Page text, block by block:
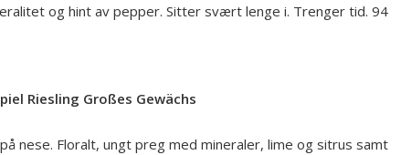
og hint av pepper. Sitter svært lenge i. Trenger tid. 94
Riesling Großes Gewächs
nese. Floralt, ungt preg med mineraler, lime og sitrus samt